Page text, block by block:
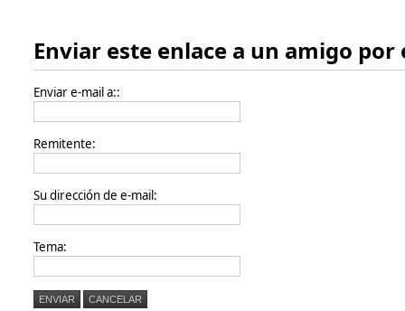
Enviar este enlace a un amigo por
Enviar e-mail a::
Remitente:
Su dirección de e-mail:
Tema:
ENVIAR CANCELAR